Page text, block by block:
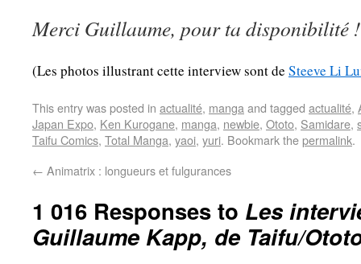
Merci Guillaume, pour ta disponibilité !
(Les photos illustrant cette interview sont de Steeve Li
This entry was posted in actualité, manga and tagged actualité,
Japan Expo, Ken Kurogane, manga, newbie, Ototo, Samidare,
Taifu Comics, Total Manga, yaoi, yuri. Bookmark thepermalink.
← Animatrix : longueurs et fulgurances
1 016 Responses to Les
Guillaume Kapp, de Taifu/